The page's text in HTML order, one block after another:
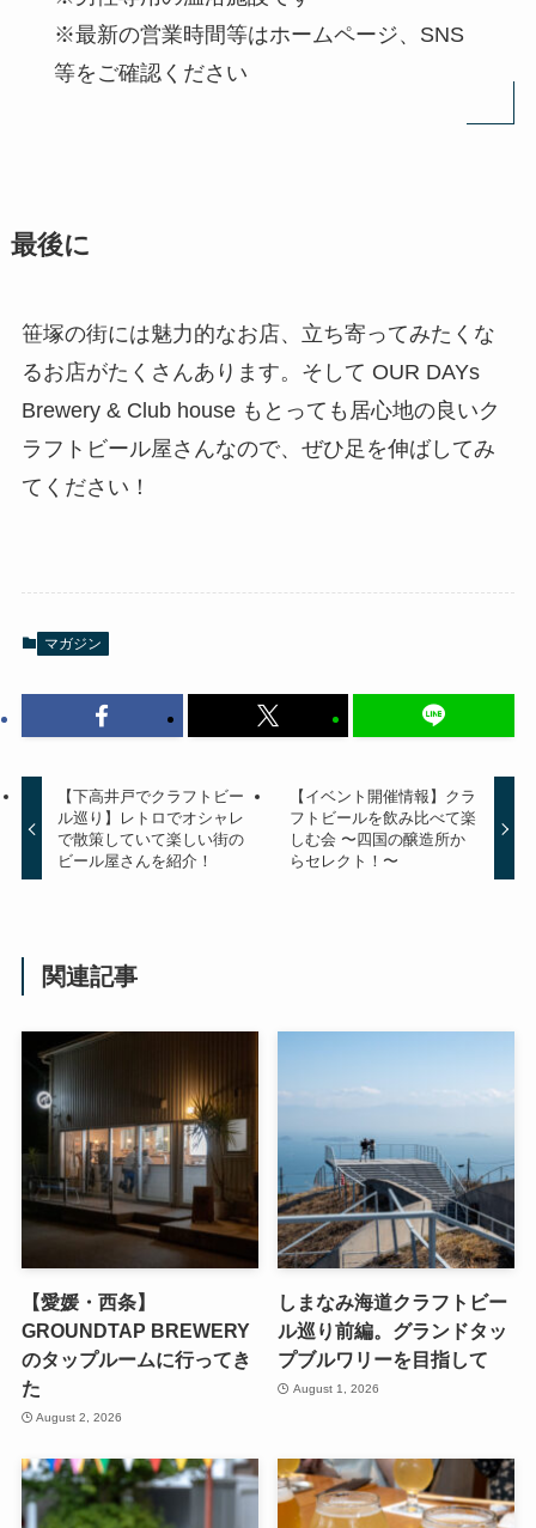
※最新の営業時間等はホームページ、SNS
等をご確認ください
最後に
笹塚の街には魅力的なお店、立ち寄ってみたくな
るお店がたくさんあります。そして OUR DAYs
Brewery & Club house もとっても居心地の良いク
ラフトビール屋さんなので、ぜひ足を伸ばしてみ
てください！
マガジン
【下高井戸でクラフトビー
ル巡り】レトロでオシャレ
で散策していて楽しい街の
ビール屋さんを紹介！
【イベント開催情報】クラ
フトビールを飲み比べて楽
しむ会 〜四国の醸造所か
らセレクト！〜
関連記事
【愛媛・西条】
GROUNDTAP BREWERY
のタップルームに行ってき
た
August 2, 2026
しまなみ海道クラフトビー
ル巡り前編。グランドタッ
プブルワリーを目指して
August 1, 2026